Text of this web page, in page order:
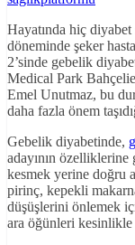
Hayatında hiç
döneminde şeker
2’sinde gebelik
Medical Park
Emel Unutmaz, bu
daha fazla önem
Gebelik diyabetinde,
adayının
kesmek yerine doğru
pirinç, kepekli
düşüşlerini önlemek
ara öğünleri kesinlikle